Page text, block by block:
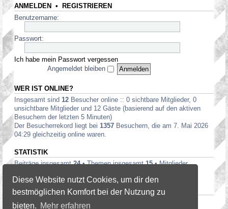
Diese Website nutzt Cookies, um dir den
bestmöglichen Komfort bei der Nutzung zu
bieten. Mehr erfahren
ANMELDEN • REGISTRIEREN
Benutzername:
Passwort:
Ich habe mein Passwort vergessen
Angemeldet bleiben
WER IST ONLINE?
Insgesamt sind 12 Besucher online :: 0 sichtbare Mitglieder, 0
unsichtbare Mitglieder und 12 Gäste (basierend auf den aktiven
Besuchern der letzten 5 Minuten)
Der Besucherrekord liegt bei 1357 Besuchern, die am 7. Mai 2026
04:29 gleichzeitig online waren.
STATISTIK
Beiträge insgesamt24• Themen insgesamt15• Mitglieder
DANKSAGUNGEN TOPLISTE — 20
Tminus10(3), David